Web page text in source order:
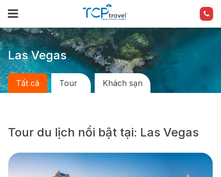
Las Vegas
Tất cả Tour Khách sạn
Tour du lịch nổi bật tại: Las Vegas